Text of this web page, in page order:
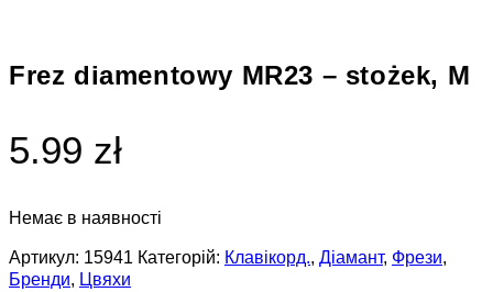
Frez diamentowy MR23 – stożek, M
5.99 zł
Немає в наявності
Артикул: 15941 Категорій: Клавікорд., Діамант, Фрези,
Бренди, Цвяхи